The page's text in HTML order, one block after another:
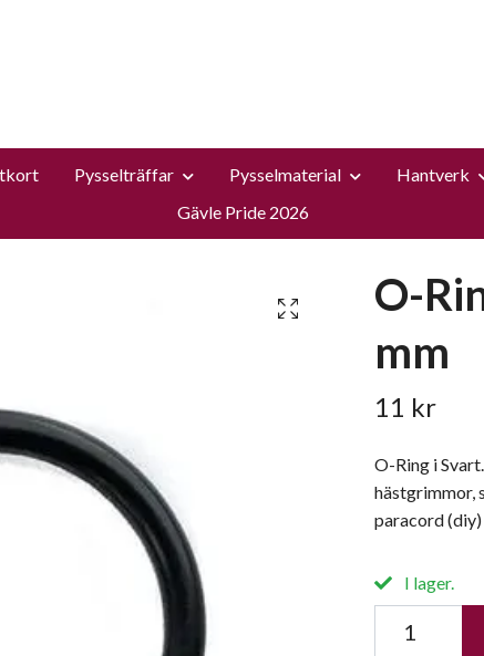
Pysselträffar Pysselmaterial Hantverk
Gävle Pride 2026
O-
mm
11 kr
O-Ring i
hästgrimmor,
paracord
I lager.